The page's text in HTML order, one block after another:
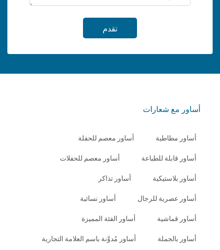
تقدم
أساور مع شعارات
أساور مطاطية أساور معصم للحفلة
أساور قابلة للطباعة أساور معصم للحفلات
أساور بلاستيكية أساور تذاكر
أساور عصرية للرجال أساور نسائية
أساور قماشية أساور الفئة المميزة
أساور بالجملة أساور مُدوَّنة باسم العلامة التجارية